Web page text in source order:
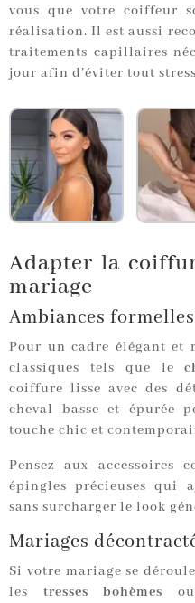
vous que votre coiffeur
réalisation. Il est aussi
traitements capillaires
jour afin d’éviter tout
Adapter la
mariage
Ambiances
Pour un cadre élégant et
classiques tels que le
coiffure lisse avec des
cheval basse et épurée
touche chic et
Pensez aux accessoires
épingles précieuses qui
sans surcharger le look
Mariages
Si votre mariage se
les tresses bohèmes ou